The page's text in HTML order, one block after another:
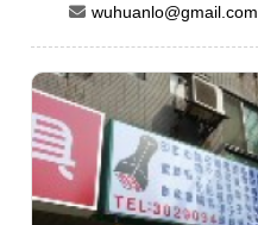
wuhuanlo@gmail.com